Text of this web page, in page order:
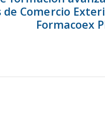
de Comercio
Formacoex